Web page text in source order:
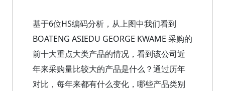
基于6位HS编码分析，从上图中我们看到
BOATENG ASIEDU GEORGE KWAME 采购的
前十大重点大类产品的情况，看到该公司近
年来采购量比较大的产品是什么？通过历年
对比，每年来都有什么变化，哪些产品类别